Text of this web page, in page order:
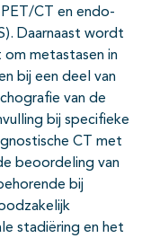
CT en endo-
Daarnaast wordt
om metastasen in
bij een deel van
van de
bij specifieke
CT met
beoordeling van
bij
stadiëring en het